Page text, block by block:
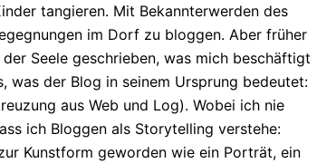
tangieren. Mit Bekannterwerden des
im Dorf zu bloggen. Aber früher
Seele geschrieben, was mich beschäftigt
was der Blog in seinem Ursprung bedeutet:
aus Web und Log). Wobei ich nie
ich Bloggen als Storytelling verstehe:
Kunstform geworden wie ein Porträt, ein